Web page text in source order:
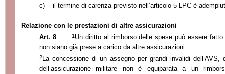
c) il termine di carenza previsto nell’articolo 5 LPC è
Relazione con le prestazioni di altre assicurazioni
Art. 8
1 Un diritto al rimborso delle spese può essere
non siano già prese a carico da altre assicurazioni.
2La concessione di un assegno per grandi invalidi dell’AVS,
dell’assicurazione militare non è equiparata a un